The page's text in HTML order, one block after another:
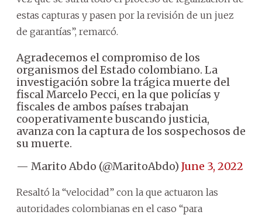
estas capturas y pasen por la revisión de un juez
de garantías”, remarcó.
Agradecemos el compromiso de los
organismos del Estado colombiano. La
investigación sobre la trágica muerte del
fiscal Marcelo Pecci, en la que policías y
fiscales de ambos países trabajan
cooperativamente buscando justicia,
avanza con la captura de los sospechosos de
su muerte.
— Marito Abdo (@MaritoAbdo) June 3, 2022
Resaltó la “velocidad” con la que actuaron las
autoridades colombianas en el caso “para